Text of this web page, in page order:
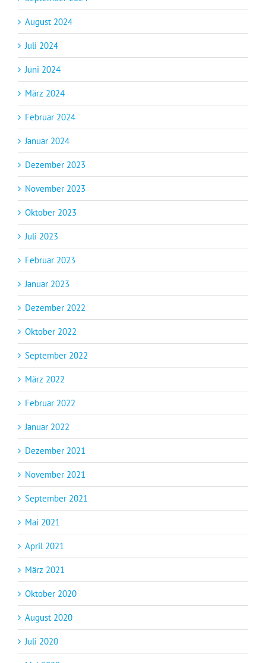
August 2024
Juli 2024
Juni 2024
März 2024
Februar 2024
Januar 2024
Dezember 2023
November 2023
Oktober 2023
Juli 2023
Februar 2023
Januar 2023
Dezember 2022
Oktober 2022
September 2022
März 2022
Februar 2022
Januar 2022
Dezember 2021
November 2021
September 2021
Mai 2021
April 2021
März 2021
Oktober 2020
August 2020
Juli 2020